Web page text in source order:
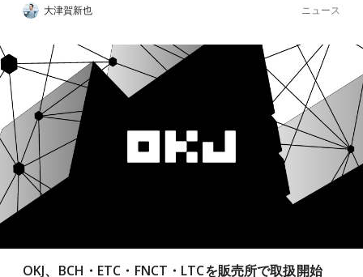
大津賀新也 ニュース
OKJ、BCH・ETC・FNCT・LTCを販売所で取扱開始